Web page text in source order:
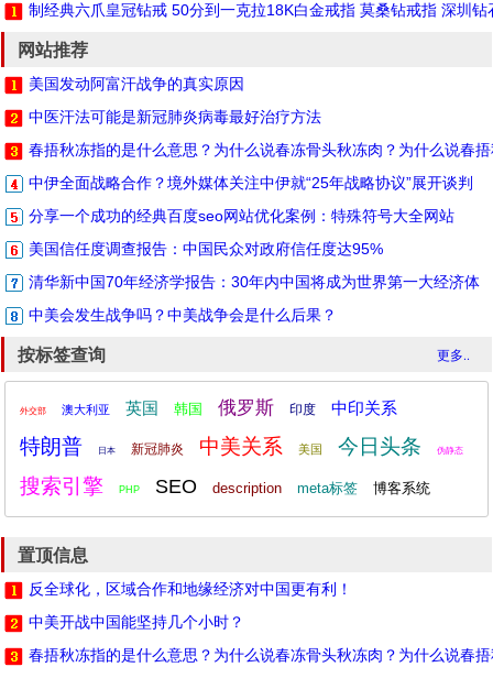
制经典六爪皇冠钻戒 50分到一克拉18K白金戒指 莫桑钻戒指 深圳钻
网站推荐
美国发动阿富汗战争的真实原因
中医汗法可能是新冠肺炎病毒最好治疗方法
春捂秋冻指的是什么意思？为什么说春冻骨头秋冻肉？为什么说春
中伊全面战略合作？境外媒体关注中伊就“25年战略协议”展开谈判
分享一个成功的经典百度seo网站优化案例：特殊符号大全网站
美国信任度调查报告：中国民众对政府信任度达95%
清华新中国70年经济学报告：30年内中国将成为世界第一大经济体
中美会发生战争吗？中美战争会是什么后果？
更多..
按标签查询
外交部 澳大利亚 英国 韩国 俄罗斯 印度 中印关系
特朗普 日本 新冠肺炎 中美关系 美国 今日头条 伪静态
搜索引擎 PHP SEO description meta标签 博客系统
置顶信息
反全球化，区域合作和地缘经济对中国更有利！
中美开战中国能坚持几个小时？
春捂秋冻指的是什么意思？为什么说春冻骨头秋冻肉？为什么说春